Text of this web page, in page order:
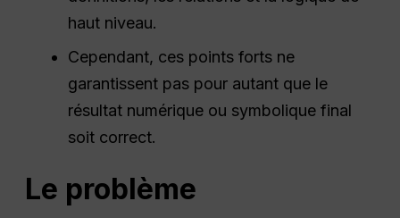
haut niveau.
Cependant, ces points forts ne
garantissent pas pour autant que le
résultat numérique ou symbolique final
soit correct.
Le problème